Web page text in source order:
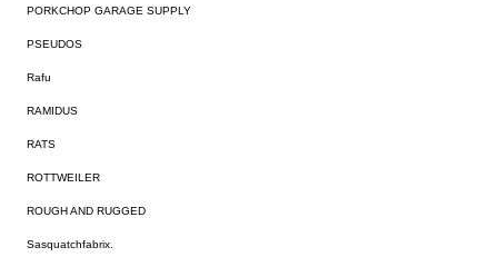
PORKCHOP GARAGE SUPPLY
PSEUDOS
Rafu
RAMIDUS
RATS
ROTTWEILER
ROUGH AND RUGGED
Sasquatchfabrix.